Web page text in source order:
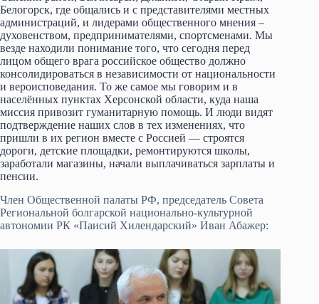
Белогорск, где общались и с представителями местных
администраций, и лидерами общественного мнения –
духовенством, предпринимателями, спортсменами. Мы
везде находили понимание того, что сегодня перед
лицом общего врага российское общество должно
консолидироваться в независимости от национальности
и вероисповедания. То же самое мы говорим и в
населённых пунктах Херсонской области, куда наша
миссия привозит гуманитарную помощь. И люди видят
подтверждение наших слов в тех изменениях, что
пришли в их регион вместе с Россией — строятся
дороги, детские площадки, ремонтируются школы,
заработали магазины, начали выплачиваться зарплаты и
пенсии.
Член Общественной палаты РФ, председатель Совета
Региональной болгарской национально-культурной
автономии РК «Паисий Хилендарский» Иван Абажер: